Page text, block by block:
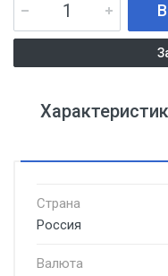
Страна
Россия
Валюта